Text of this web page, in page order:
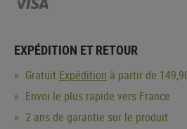
EXPÉDITION ET RETOUR
Gratuit Expédition à partir de
Envoi le plus rapide vers France
2 ans de garantie sur le produit